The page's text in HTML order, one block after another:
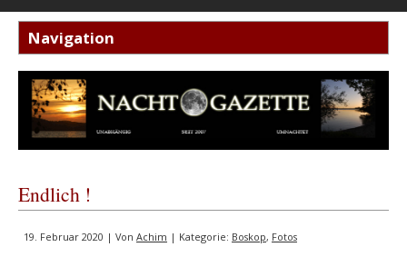
Endlich !
19. Februar 2020 | Von Achim | Kategorie: Boskop, Fotos